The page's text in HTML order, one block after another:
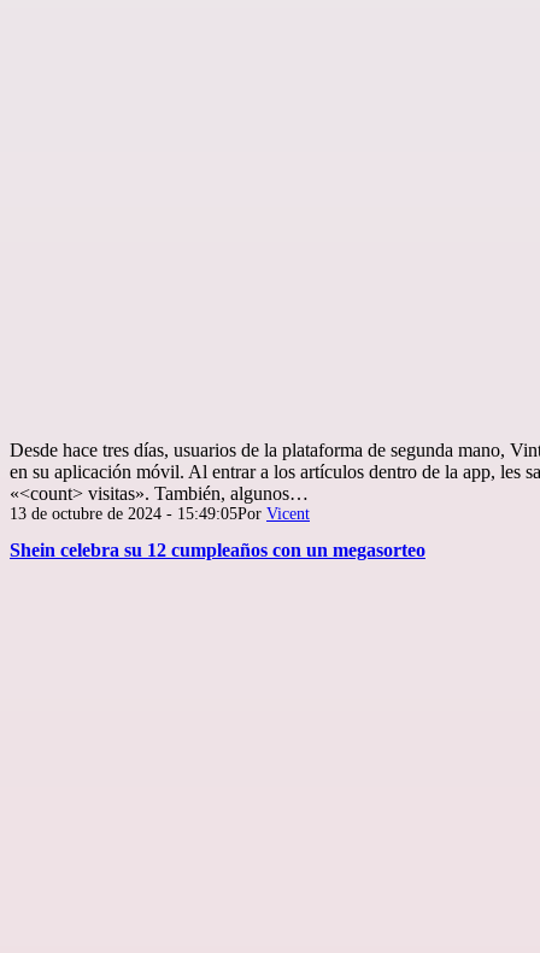
Desde hace tres días, usuarios de la plataforma de segunda mano,
en su aplicación móvil. Al entrar a los artículos dentro de la app, les
«<count> visitas». También, algunos…
Publicada
13 de octubre de 2024 - 15:49:05Por Vicent
Shein celebra su 12 cumpleaños con un megasorteo